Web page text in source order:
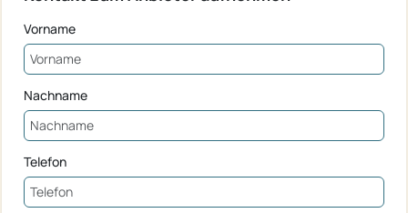
Vorname
Nachname
Telefon